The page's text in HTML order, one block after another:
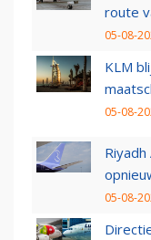
route
05-08-
KLM
05-08-
05-08-